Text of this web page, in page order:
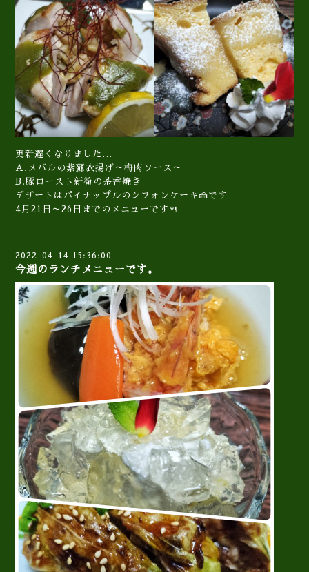
更新遅くなりました…
A.メバルの紫蘇衣揚げ～梅肉ソース～
B.豚ロースト新筍の茶香焼き
デザートはパイナップルのシフォンケーキ🍰です
4月21日～26日までのメニューです🍴
2022-04-14 15:36:00
今週のランチメニューです。